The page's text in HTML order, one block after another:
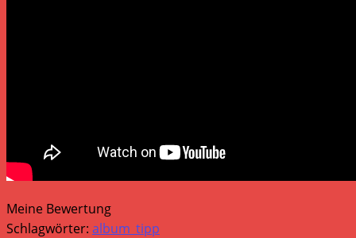
Meine Bewertung
Schlagwörter: album_tipp